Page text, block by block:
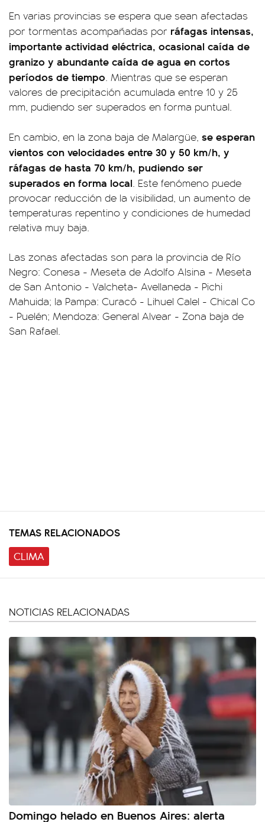
En varias provincias se espera que sean afectadas
por tormentas acompañadas por ráfagas intensas,
importante actividad eléctrica, ocasional caída de
granizo y abundante caída de agua en cortos
períodos de tiempo. Mientras que se esperan
valores de precipitación acumulada entre 10 y 25
mm, pudiendo ser superados en forma puntual.
En cambio, en la zona baja de Malargüe, se esperan
vientos con velocidades entre 30 y 50 km/h, y
ráfagas de hasta 70 km/h, pudiendo ser
superados en forma local. Este fenómeno puede
provocar reducción de la visibilidad, un aumento de
temperaturas repentino y condiciones de humedad
relativa muy baja.
Las zonas afectadas son para la provincia de Río
Negro: Conesa - Meseta de Adolfo Alsina - Meseta
de San Antonio - Valcheta- Avellaneda - Pichi
Mahuida; la Pampa: Curacó - Lihuel Calel - Chical Co
- Puelén; Mendoza: General Alvear - Zona baja de
San Rafael.
TEMAS RELACIONADOS
CLIMA
NOTICIAS RELACIONADAS
Domingo helado en Buenos Aires: alerta